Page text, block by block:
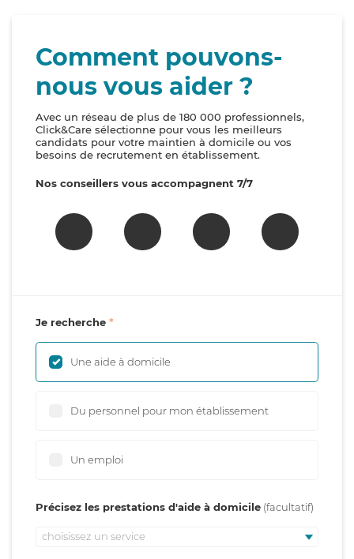
Comment pouvons-
nous vous aider ?
Avec un réseau de plus de 180 000 professionnels,
Click&Care sélectionne pour vous les meilleurs
candidats pour votre maintien à domicile ou vos
besoins de recrutement en établissement.
Nos conseillers vous accompagnent 7/7
Je recherche
Une aide à domicile
Du personnel pour mon établissement
Un emploi
Précisez les prestations d'aide à domicile
choisissez un service